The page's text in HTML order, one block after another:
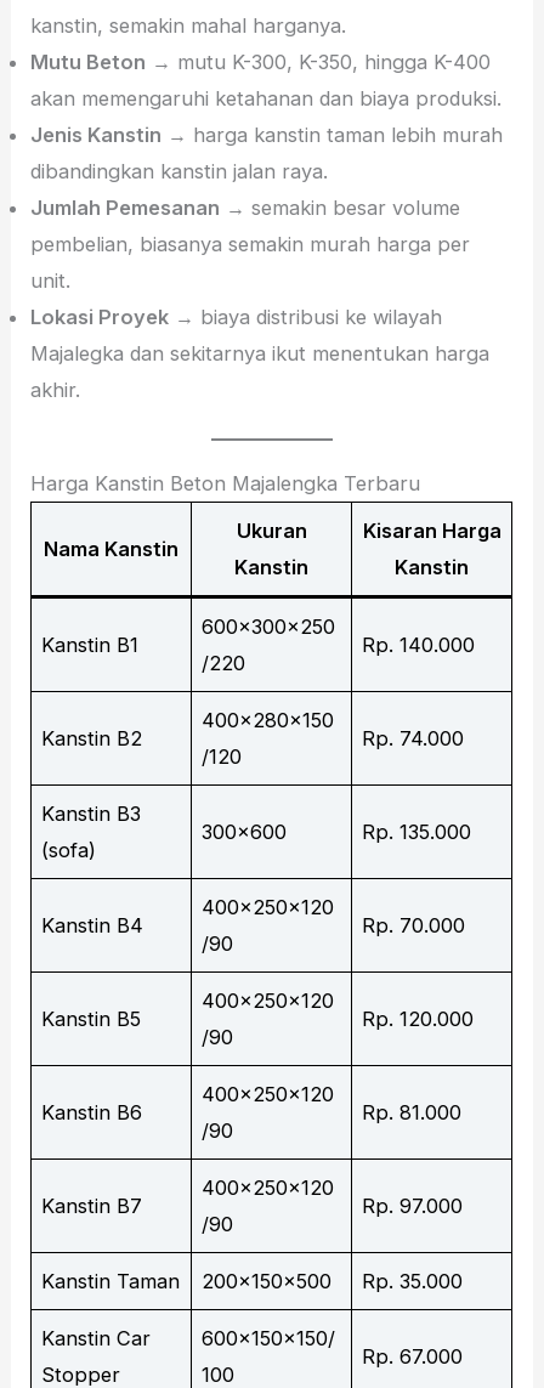
kanstin, semakin mahal harganya.
Mutu Beton → mutu K-300, K-350, hingga K-400
akan memengaruhi ketahanan dan biaya produksi.
Jenis Kanstin → harga kanstin taman lebih murah
dibandingkan kanstin jalan raya.
Jumlah Pemesanan → semakin besar volume
pembelian, biasanya semakin murah harga per
unit.
Lokasi Proyek → biaya distribusi ke wilayah
Majalegka dan sekitarnya ikut menentukan harga
akhir.
Harga Kanstin Beton Majalengka Terbaru
Nama Kanstin
Ukuran
Kanstin
Kisaran Harga
Kanstin
Kanstin B1
600x300x250
/220
Rp. 140.000
Kanstin B2
400x280x150
/120
Rp. 74.000
Kanstin B3
(sofa)
300×600 Rp. 135.000
Kanstin B4
400x250x120
/90
Rp. 70.000
Kanstin B5
400x250x120
/90
Rp. 120.000
Kanstin B6
400x250x120
/90
Rp. 81.000
Kanstin B7
400x250x120
/90
Rp. 97.000
Kanstin Taman 200x150x500 Rp. 35.000
Kanstin Car
Stopper
600x150x150/
100
Rp. 67.000